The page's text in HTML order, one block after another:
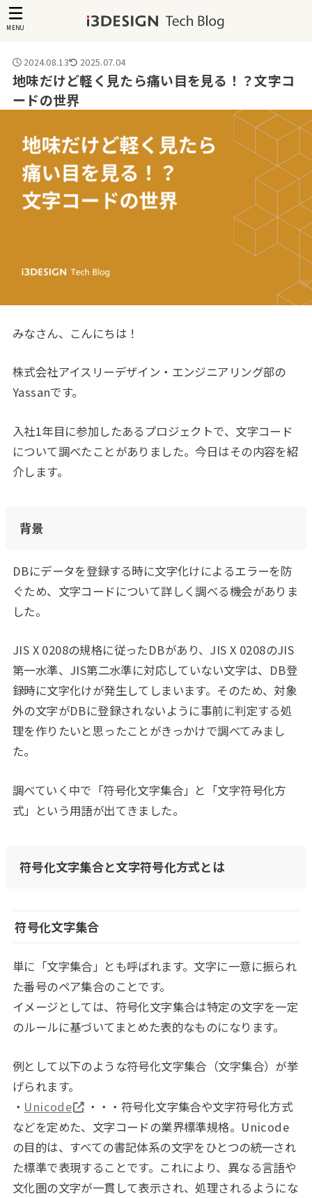
MENU
2024.08.13 2025.07.04
地味だけど軽く見たら痛い目を見る！？文字コ
ードの世界
みなさん、こんにちは！
株式会社アイスリーデザイン・エンジニアリング部の
Yassanです。
入社1年目に参加したあるプロジェクトで、文字コード
について調べたことがありました。今日はその内容を紹
介します。
背景
DBにデータを登録する時に文字化けによるエラーを防
ぐため、文字コードについて詳しく調べる機会がありま
した。
JIS X 0208の規格に従ったDBがあり、JIS X 0208のJIS
第一水準、JIS第二水準に対応していない文字は、DB登
録時に文字化けが発生してしまいます。そのため、対象
外の文字がDBに登録されないように事前に判定する処
理を作りたいと思ったことがきっかけで調べてみまし
た。
調べていく中で「符号化文字集合」と「文字符号化方
式」という用語が出てきました。
符号化文字集合と文字符号化方式とは
符号化文字集合
単に「文字集合」とも呼ばれます。文字に一意に振られ
た番号のペア集合のことです。
イメージとしては、符号化文字集合は特定の文字を一定
のルールに基づいてまとめた表的なものになります。
例として以下のような符号化文字集合（文字集合）が挙
げられます。
・ Unicode
・・・符号化文字集合や文字符号化方式
などを定めた、文字コードの業界標準規格。Unicode
の目的は、すべての書記体系の文字をひとつの統一され
た標準で表現することです。これにより、異なる言語や
文化圏の文字が一貫して表示され、処理されるようにな